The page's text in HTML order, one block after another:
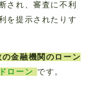
され、審査に不利
を提示されたりす
の金融機関のローン
ローン です。